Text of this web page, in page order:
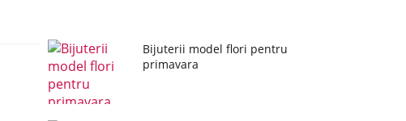
Bijuterii model flori pentru
primavara